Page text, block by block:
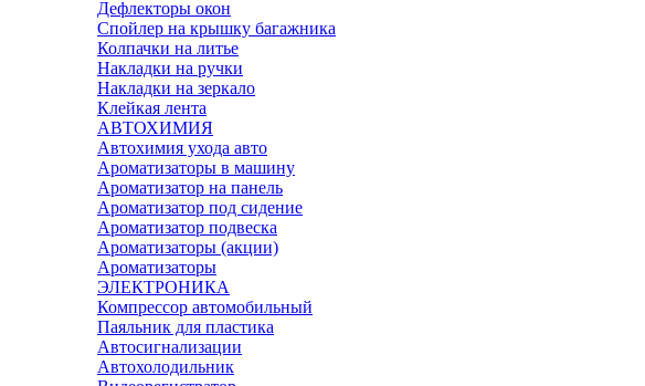
Дефлекторы окон
Спойлер на крышку багажника
Колпачки на литье
Накладки на ручки
Накладки на зеркало
Клейкая лента
АВТОХИМИЯ
Автохимия ухода авто
Ароматизаторы в машину
Ароматизатор на панель
Ароматизатор под сидение
Ароматизатор подвеска
Ароматизаторы (акции)
Ароматизаторы
ЭЛЕКТРОНИКА
Компрессор автомобильный
Паяльник для пластика
Автосигнализации
Автохолодильник